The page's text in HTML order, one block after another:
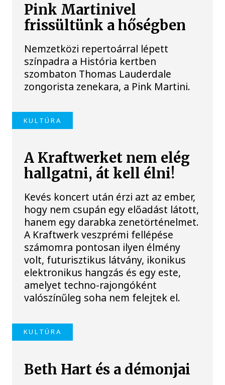
Pink Martinivel
frissültünk a hőségben
Nemzetközi repertoárral lépett
színpadra a História kertben
szombaton Thomas Lauderdale
zongorista zenekara, a Pink Martini.
KULTÚRA
A Kraftwerket nem elég
hallgatni, át kell élni!
Kevés koncert után érzi azt az ember,
hogy nem csupán egy előadást látott,
hanem egy darabka zenetörténelmet.
A Kraftwerk veszprémi fellépése
számomra pontosan ilyen élmény
volt, futurisztikus látvány, ikonikus
elektronikus hangzás és egy este,
amelyet techno-rajongóként
valószínűleg soha nem felejtek el.
KULTÚRA
Beth Hart és a démonjai